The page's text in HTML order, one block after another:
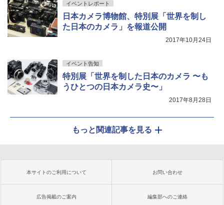
イベントレポート
日本カメラ博物館、特別展「世界を制し
た日本のカメラ」を報道公開
2017年10月24日
イベント告知
特別展「世界を制した日本のカメラ 〜も
うひとつの日本カメラ史〜」
2017年8月28日
もっと関連記事を見る
本サイトのご利用について お問い合わせ
広告掲載のご案内 編集部へのご連絡